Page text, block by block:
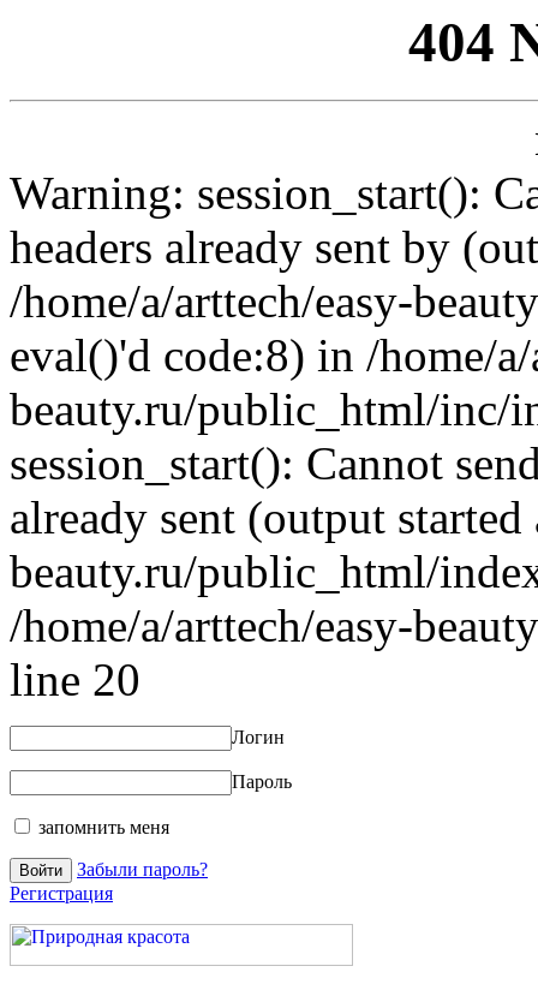
404
Warning: session_start():
headers already sent by
/home/a/arttech/easy-
eval()'d code:8) in /home/
beauty.ru/public_html/inc/
session_start(): Cannot
already sent (output
beauty.ru/public_html/
/home/a/arttech/easy-
line 20
Логин
Пароль
запомнить меня
Забыли пароль?
Регистрация